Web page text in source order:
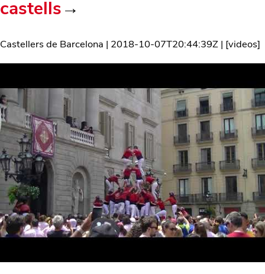
castells→
Castellers de Barcelona | 2018-10-07T20:44:39Z | [videos]